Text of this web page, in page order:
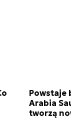
Powstaje
Arabia
tworzą